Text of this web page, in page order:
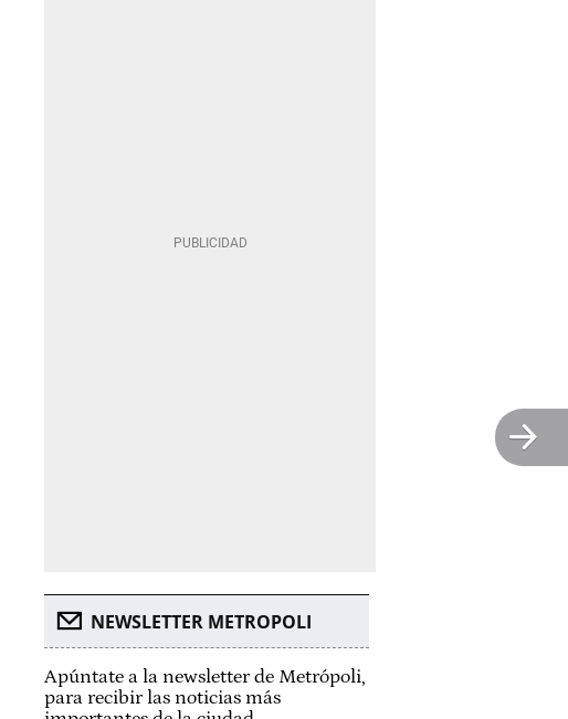
NEWSLETTER METROPOLI
Apúntate a la newsletter de Metrópoli,
para recibir las noticias más